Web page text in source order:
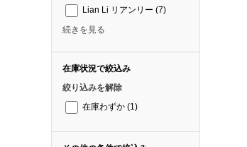
Lian Li リアンリー (7)
続きを見る
在庫状況で絞込み
絞り込みを解除
在庫わずか (1)